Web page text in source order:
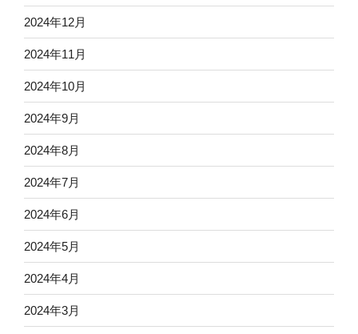
2024年12月
2024年11月
2024年10月
2024年9月
2024年8月
2024年7月
2024年6月
2024年5月
2024年4月
2024年3月